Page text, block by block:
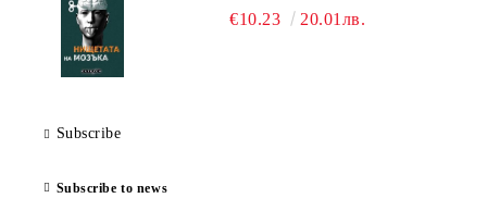
€10.23 20.01лв.
Subscribe
Subscribe to news